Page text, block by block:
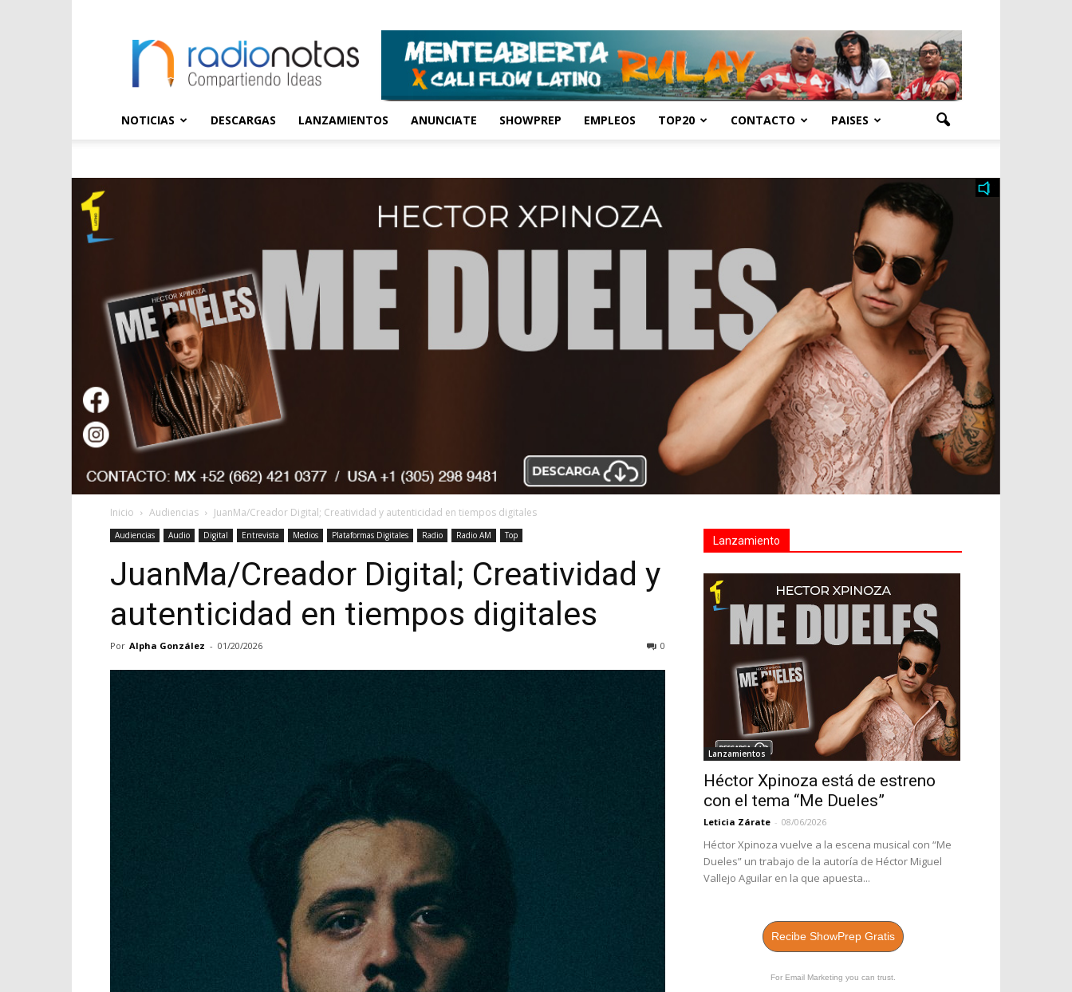
NOTICIAS DESCARGAS LANZAMIENTOS ANUNCIATE SHOWPREP EMPLEOS TOP20 CONTACTO PAISES
Inicio Audiencias JuanMa/Creador Digital; Creatividad y autenticidad en tiempos digitales
Audiencias Audio Digital Entrevista Medios Plataformas Digitales Radio Radio AM Top
JuanMa/Creador Digital; Creatividad y
autenticidad en tiempos digitales
Por Alpha González - 01/20/2026 0
Lanzamiento
Lanzamientos
Héctor Xpinoza está de estreno
con el tema “Me Dueles”
Leticia Zárate - 08/06/2026
Héctor Xpinoza vuelve a la escena musical con “Me
Dueles” un trabajo de la autoría de Héctor Miguel
Vallejo Aguilar en la que apuesta...
Recibe ShowPrep Gratis
For Email Marketing you can trust.